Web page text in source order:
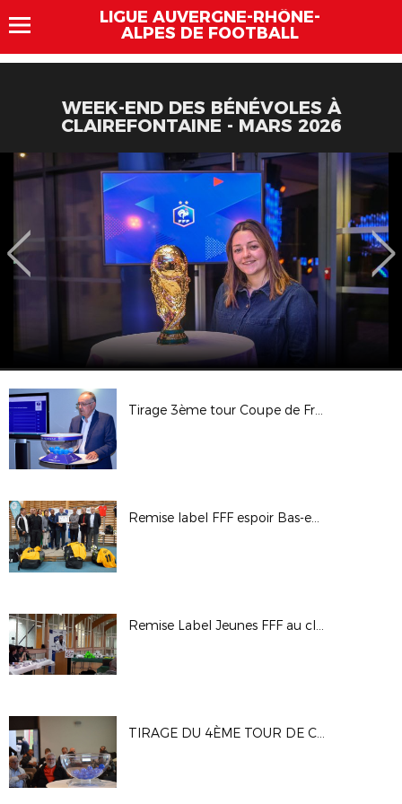
LIGUE AUVERGNE-RHÔNE-
ALPES DE FOOTBALL
WEEK-END DES BÉNÉVOLES À
CLAIREFONTAINE - MARS 2026
Tirage 3ème tour Coupe de France Féminine
Remise label FFF espoir Bas-en-Basset
Remise Label Jeunes FFF au club de l'US Feillens
TIRAGE DU 4ÈME TOUR DE COUPE GAMBARDELLA CREDIT AGRICOLE : LES PHOTOS